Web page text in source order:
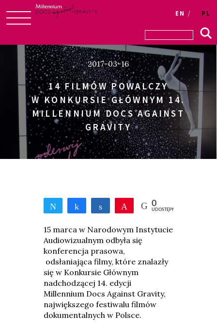
to
content
Login
EN PL
2017-03-16
14 FILMÓW POWALCZY
W KONKURSIE GŁÓWNYM 14.
MILLENNIUM DOCS AGAINST
GRAVITY
Tweetnij UdostępnijUdostępnijPrzypnij
0
UDOSTĘPNIEŃ
15 marca w Narodowym Instytucie
Audiowizualnym odbyła się
konferencja prasowa,
odsłaniająca filmy, które znalazły
się w Konkursie Głównym
nadchodzącej 14. edycji
Millennium Docs Against Gravity,
największego festiwalu filmów
dokumentalnych w Polsce.